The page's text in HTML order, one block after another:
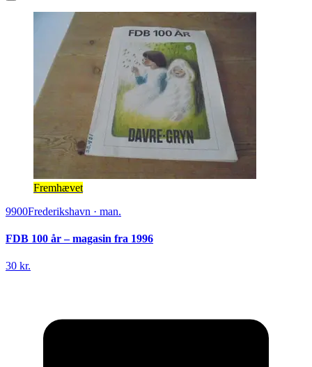
Fremhævet
9900Frederikshavn · man.
FDB 100 år – magasin fra 1996
30 kr.